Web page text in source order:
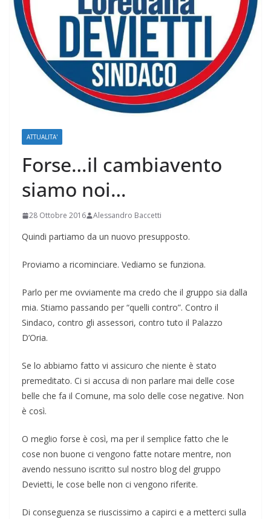
ATTUALITA'
Forse…il cambiavento
siamo noi…
28 Ottobre 2016 Alessandro Baccetti
Quindi partiamo da un nuovo presupposto.
Proviamo a ricominciare. Vediamo se funziona.
Parlo per me ovviamente ma credo che il gruppo sia dalla
mia. Stiamo passando per “quelli contro”. Contro il
Sindaco, contro gli assessori, contro tuto il Palazzo
D’Oria.
Se lo abbiamo fatto vi assicuro che niente è stato
premeditato. Ci si accusa di non parlare mai delle cose
belle che fa il Comune, ma solo delle cose negative. Non
è così.
O meglio forse è così, ma per il semplice fatto che le
cose non buone ci vengono fatte notare mentre, non
avendo nessuno iscritto sul nostro blog del gruppo
Devietti, le cose belle non ci vengono riferite.
Di conseguenza se riuscissimo a capirci e a metterci sulla